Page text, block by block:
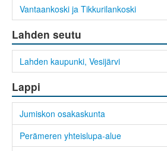
Vantaankoski ja Tikkurilankoski
Lahden seutu
Lahden kaupunki, Vesijärvi
Lappi
Jumiskon osakaskunta
Perämeren yhteislupa-alue